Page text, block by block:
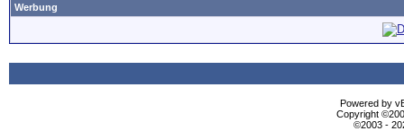
Werbung
Powered by
Copyright
©2003 -